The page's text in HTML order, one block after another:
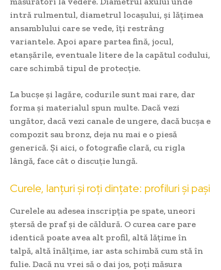
intră rulmentul, diametrul locașului, și lățimea
ansamblului care se vede, îți restrâng
variantele. Apoi apare partea fină, jocul,
etanșările, eventuale litere de la capătul codului,
care schimbă tipul de protecție.
La bucșe și lagăre, codurile sunt mai rare, dar
forma și materialul spun multe. Dacă vezi
ungător, dacă vezi canale de ungere, dacă bucșa e
compozit sau bronz, deja nu mai e o piesă
generică. Și aici, o fotografie clară, cu rigla
lângă, face cât o discuție lungă.
Curele, lanțuri și roți dințate: profiluri și pași
Curelele au adesea inscripția pe spate, uneori
ștersă de praf și de căldură. O curea care pare
identică poate avea alt profil, altă lățime în
talpă, altă înălțime, iar asta schimbă cum stă în
fulie. Dacă nu vrei să o dai jos, poți măsura